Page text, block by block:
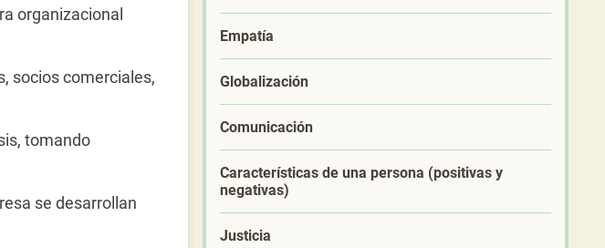
organizacional
socios comerciales,
tomando
se desarrollan
Empatía
Globalización
Comunicación
Características de una persona (positivas y
negativas)
Justicia